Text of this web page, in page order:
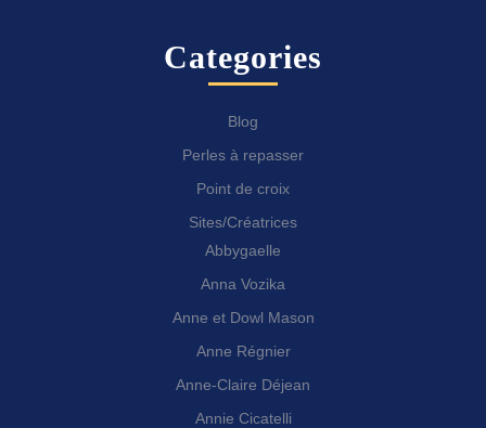
Categories
Blog
Perles à repasser
Point de croix
Sites/Créatrices
Abbygaelle
Anna Vozika
Anne et Dowl Mason
Anne Régnier
Anne-Claire Déjean
Annie Cicatelli